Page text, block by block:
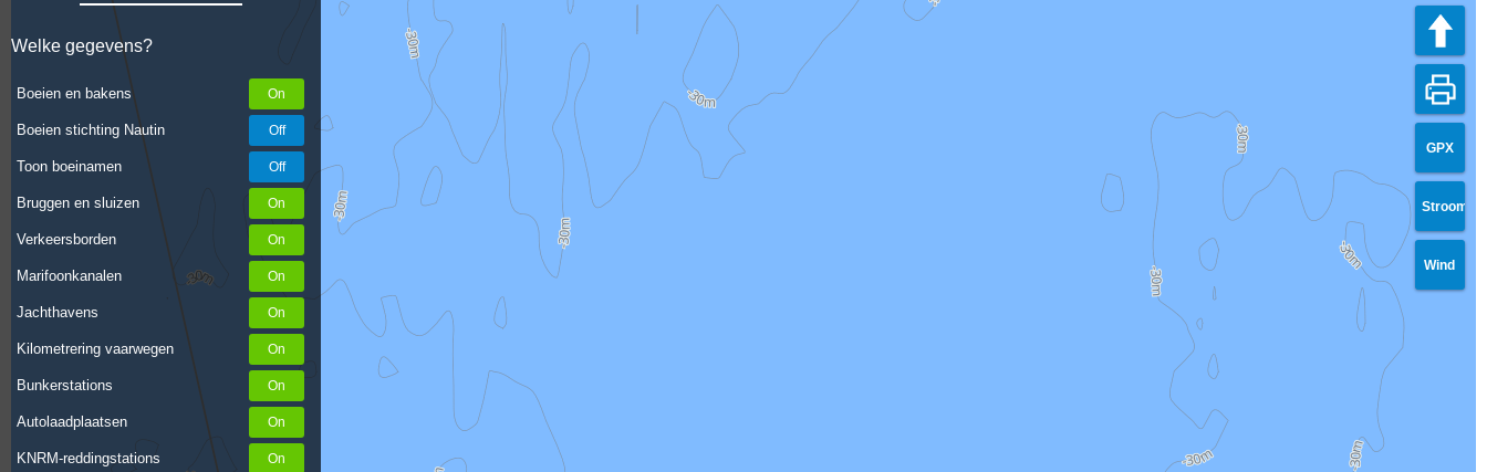
Welke gegevens?
Boeien en bakens
Boeien stichting Nautin
Toon boeinamen
Bruggen en sluizen
Verkeersborden
Marifoonkanalen
Jachthavens
Kilometrering vaarwegen
Bunkerstations
Autolaadplaatsen
KNRM-reddingstations
GPX
Stroom
Wind